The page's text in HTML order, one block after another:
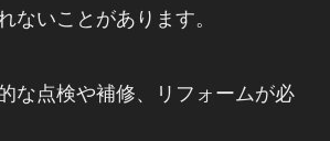
ないことがあります。
な点検や補修、リフォームが必